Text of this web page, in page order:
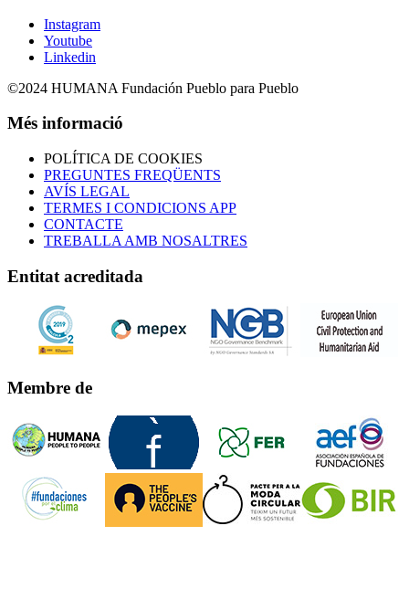
Instagram
Youtube
Linkedin
©2024 HUMANA Fundación Pueblo para Pueblo
Més informació
POLÍTICA DE COOKIES
PREGUNTES FREQÜENTS
AVÍS LEGAL
TERMES I CONDICIONS APP
CONTACTE
TREBALLA AMB NOSALTRES
Entitat acreditada
Membre de